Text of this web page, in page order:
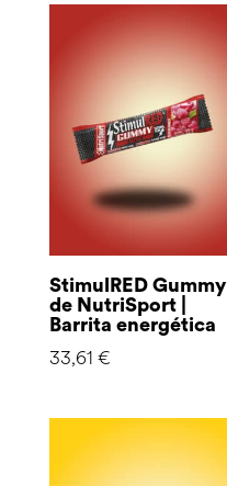
StimulRED Gummy
de NutriSport |
Barrita energética
33,61 €